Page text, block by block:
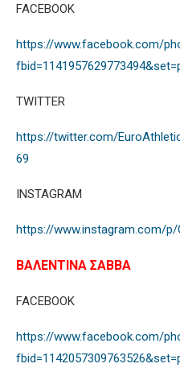
FACEBOOK
https://www.facebook.com/
TWITTER
https://twitter.com/
69
INSTAGRAM
https://www.instagram.com/p/
ΒΑΛΕΝΤΙΝΑ ΣΑΒΒΑ
FACEBOOK
https://www.facebook.com/